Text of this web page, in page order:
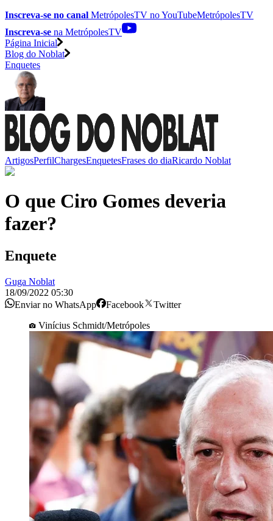
Inscreva-se no canal MetrópolesTV noYouTubeMetrópolesTV
Inscreva-se na MetrópolesTV
Página Inicial
Blog do Noblat
Enquetes
ArtigosPerfilChargesEnquetesFrases do diaRicardo Noblat
O que Ciro Gomes deveria
fazer?
Enquete
Guga Noblat
18/09/2022 05:30
Enviar no WhatsApp
Facebook
Twitter
Vinícius Schmidt/Metrópoles